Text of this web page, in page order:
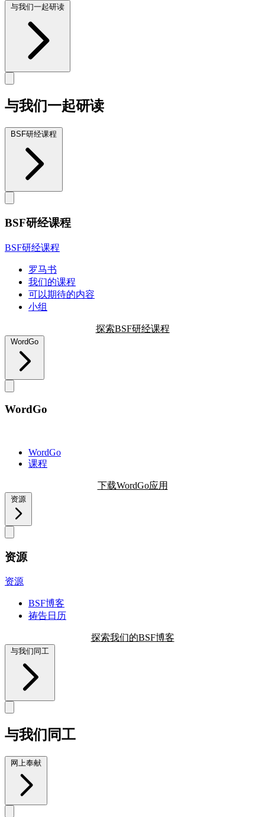
与我们一起研读
与我们一起研读
BSF研经课程
BSF研经课程
BSF研经课程
罗马书
我们的课程
可以期待的内容
小组
探索BSF研经课程
WordGo
WordGo
WordGo
课程
下载WordGo应用
资源
资源
资源
BSF博客
祷告日历
探索我们的BSF博客
与我们同工
与我们同工
网上奉献